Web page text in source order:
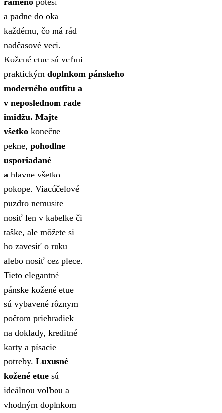
a padne do oka
každému, čo má rád
nadčasové veci.
Kožené etue sú veľmi
praktickým doplnkom pánskeho
moderného outfitu a
v neposlednom rade
imidžu. Majte
všetko konečne
pekne, pohodlne
usporiadané
a hlavne všetko
pokope. Viacúčelové
puzdro nemusíte
nosiť len v kabelke či
taške, ale môžete si
ho zavesiť o ruku
alebo nosiť cez plece.
Tieto elegantné
pánske kožené etue
sú vybavené rôznym
počtom priehradiek
na doklady, kreditné
karty a písacie
potreby. Luxusné
kožené etue sú
ideálnou voľbou a
vhodným doplnkom